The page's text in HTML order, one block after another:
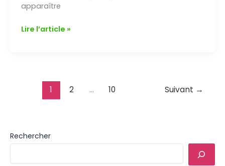
apparaître
Pourquoi
n’apparaît
résultats ?
Lire l’article »
1 2 … 10 Suivant →
Rechercher